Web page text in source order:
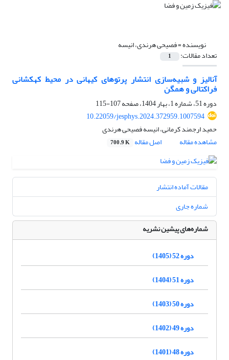
نویسنده =فصیحی هرندی، انیسه
تعداد مقالات: 1
آنالیز و شبیه‌سازی انتشار پرتوهای کیهانی در محیط کهکشانی
فراکتالی و همگن
دوره 51، شماره 1، بهار 1404، صفحه
107-115
10.22059/jesphys.2024.372959.1007594
حمید ارجمند کرمانی، انیسه فصیحی هرندی
مشاهده مقاله
اصل مقاله 700.9 K
مقالات آماده انتشار
شماره جاری
شماره‌های پیشین نشریه
دوره 52 (1405)
دوره 51 (1404)
دوره 50 (1403)
دوره 49 (1402)
دوره 48 (1401)